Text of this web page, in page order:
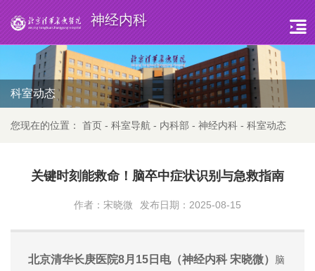
神经内科
科室动态
您现在的位置： 首页 - 科室导航 - 内科部 - 神经内科 - 科室动态
关键时刻能救命！脑卒中症状识别与急救指南
作者：宋晓微 发布日期：2025-08-15
北京清华长庚医院8月15日电（神经内科 宋晓微）
脑